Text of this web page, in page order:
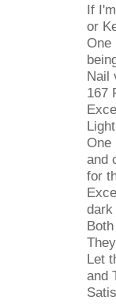
If
or
One
Nail
167
One
and
for
dark
Let
and